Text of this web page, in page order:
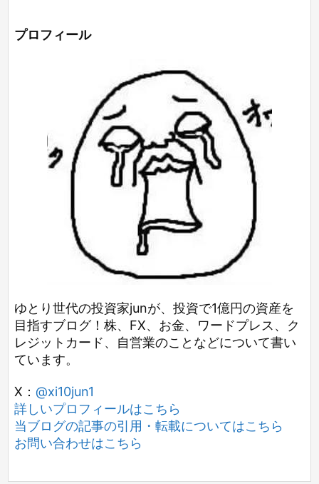
プロフィール
ゆとり世代の投資家junが、投資で1億円の資産を
目指すブログ！株、FX、お金、ワードプレス、ク
レジットカード、自営業のことなどについて書い
ています。
X： @xi10jun1
詳しいプロフィールはこちら
当ブログの記事の引用・転載についてはこちら
お問い合わせはこちら